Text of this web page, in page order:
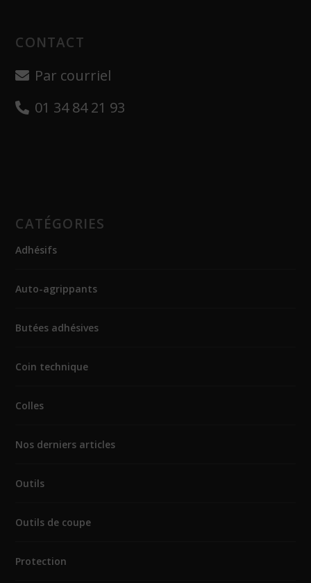
CONTACT
Par courriel
01 34 84 21 93
CATÉGORIES
Adhésifs
Auto-agrippants
Butées adhésives
Coin technique
Colles
Nos derniers articles
Outils
Outils de coupe
Protection